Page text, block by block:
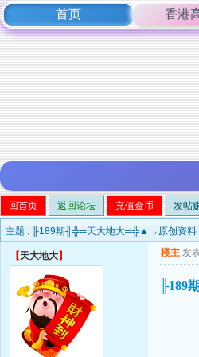
首页 香港
回首页 返回论坛 充值金币 发帖
主题 : ╟189期╢╬═天大地大═╬▲→原创资料
【天大地大】 楼主 发
╟189